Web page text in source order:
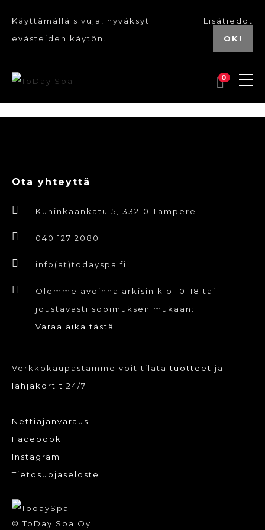
Käyttämällä sivuja, hyväksyt
evästeiden käytön.
Lisätiedot
OK!
0
Seafood & Blue Photo Food Facebook Post (5)
Ota yhteyttä
Kuninkaankatu 5, 33210 Tampere
040 127 2080
info(at)todayspa.fi
Olemme avoinna arkisin klo 10-18 tai
joustavasti sopimuksen mukaan:
Varaa aika tästä
Verkkokaupastamme voit tilatatuotteet ja
lahjakortit 24/7
Nettiajanvaraus
Facebook
Instagram
Tietosuojaseloste
© ToDay Spa Oy.